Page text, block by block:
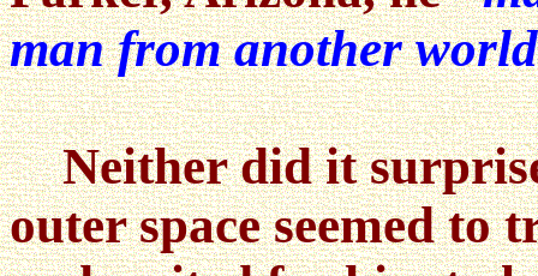
man from another
Neither did it
outer space seemed